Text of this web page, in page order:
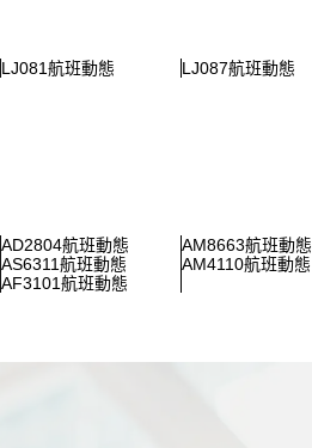
LJ081航班動態
LJ087航班動態
AD2804航班動態
AM8663航班動態
AS6311航班動態
AM4110航班動態
AF3101航班動態